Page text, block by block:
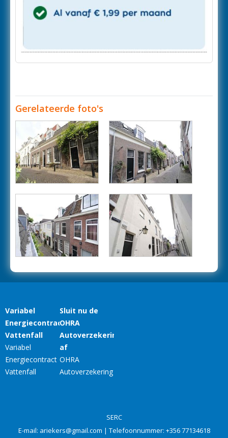
Gerelateerde foto's
SERC
E-mail: ariekers@gmail.com | Telefoonnummer: +356 77134618